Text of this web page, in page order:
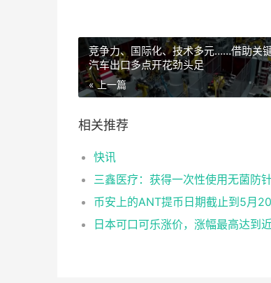
竞争力、国际化、技术多元……借助关
汽车出口多点开花劲头足
« 上一篇
相关推荐
快讯
币安上的ANT提币日期截止到5月
日本可口可乐涨价，涨幅最高达到